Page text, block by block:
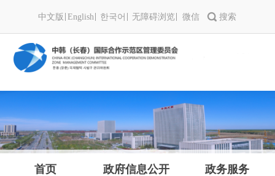
中文版 English 한국어 无障碍浏览 微信
首页 政府信息公开
政务服务